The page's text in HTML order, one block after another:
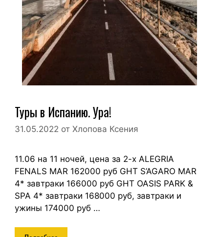
Туры в Испанию. Ура!
31.05.2022 от Хлопова Ксения
11.06 на 11 ночей, цена за 2-х ALEGRIA
FENALS MAR 162000 руб GHT S’AGARO MAR
4* завтраки 166000 руб GHT OASIS PARK &
SPA 4* завтраки 168000 руб, завтраки и
ужины 174000 руб …